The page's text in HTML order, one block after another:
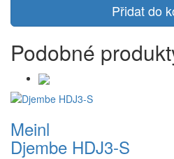
Přidat do
Podobné
Meinl
Djembe HDJ3-S